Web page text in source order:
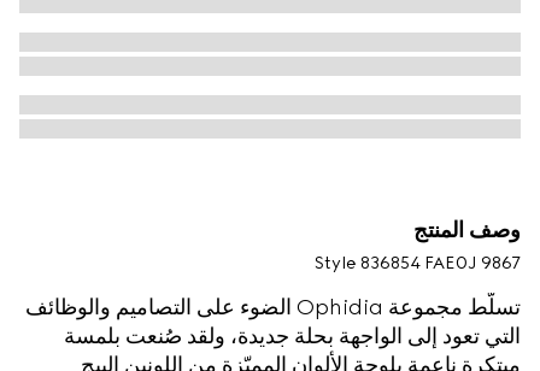
وصف المنتج
Style ‎836854 FAE0J 9867
تسلّط مجموعة Ophidia الضوء على التصاميم والوظائف
التي تعود إلى الواجهة بحلة جديدة، ولقد صُنعت بلمسة
مبتكرة ناعمة بلوحة الألوان المميّزة من اللونين البيج